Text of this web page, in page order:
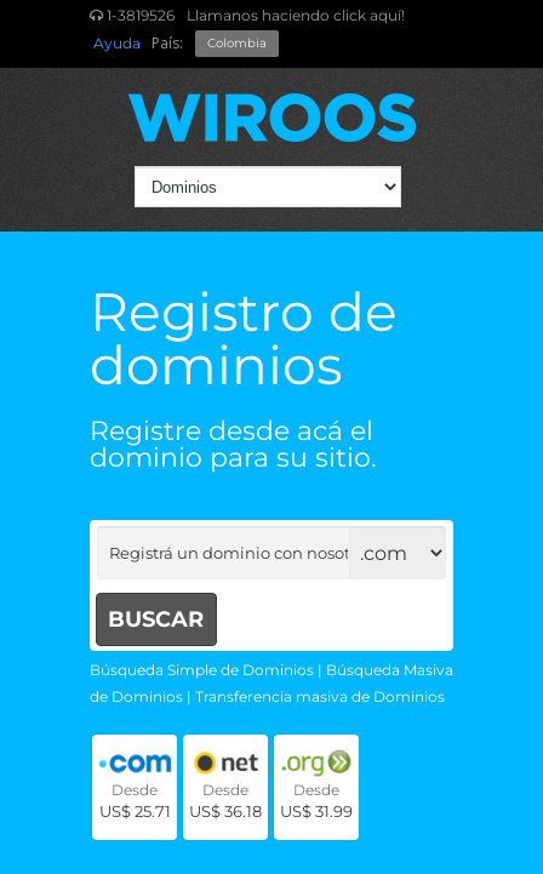
1-3819526
Llamanos haciendo click aquí!
Ayuda
País: Colombia
Registro de
dominios
Registre desde acá el
dominio para su sitio.
Búsqueda Simple de Dominios | Búsqueda Masiva
de Dominios | Transferencia masiva de Dominios
Desde
US$ 25.71
Desde
US$ 36.18
Desde
US$ 31.99